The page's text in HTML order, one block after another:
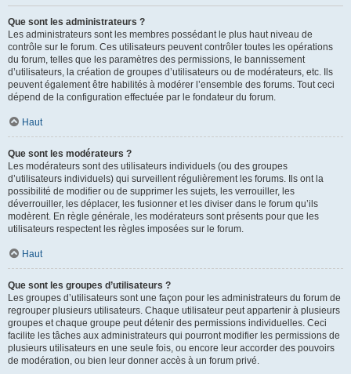
Que sont les administrateurs ?
Les administrateurs sont les membres possédant le plus haut niveau de
contrôle sur le forum. Ces utilisateurs peuvent contrôler toutes les opérations
du forum, telles que les paramètres des permissions, le bannissement
d’utilisateurs, la création de groupes d’utilisateurs ou de modérateurs, etc. Ils
peuvent également être habilités à modérer l’ensemble des forums. Tout ceci
dépend de la configuration effectuée par le fondateur du forum.
Haut
Que sont les modérateurs ?
Les modérateurs sont des utilisateurs individuels (ou des groupes
d’utilisateurs individuels) qui surveillent régulièrement les forums. Ils ont la
possibilité de modifier ou de supprimer les sujets, les verrouiller, les
déverrouiller, les déplacer, les fusionner et les diviser dans le forum qu’ils
modèrent. En règle générale, les modérateurs sont présents pour que les
utilisateurs respectent les règles imposées sur le forum.
Haut
Que sont les groupes d’utilisateurs ?
Les groupes d’utilisateurs sont une façon pour les administrateurs du forum de
regrouper plusieurs utilisateurs. Chaque utilisateur peut appartenir à plusieurs
groupes et chaque groupe peut détenir des permissions individuelles. Ceci
facilite les tâches aux administrateurs qui pourront modifier les permissions de
plusieurs utilisateurs en une seule fois, ou encore leur accorder des pouvoirs
de modération, ou bien leur donner accès à un forum privé.